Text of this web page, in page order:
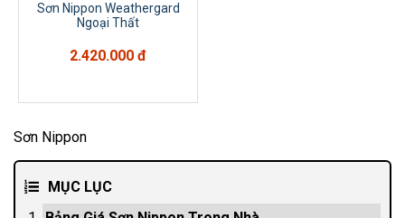
Sơn Nippon Weathergard
Ngoại Thất
2.420.000 đ
Sơn Nippon
MỤC LỤC